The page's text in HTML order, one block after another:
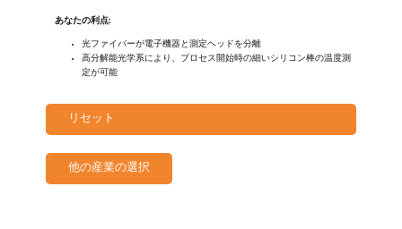
あなたの利点:
光ファイバーが電子機器と測定ヘッドを分離
高分解能光学系により、プロセス開始時の細いシリコン棒の温度測
定が可能
リセット
他の産業の選択